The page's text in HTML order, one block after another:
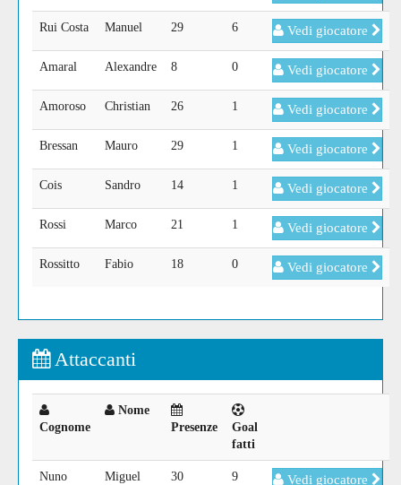
Rui Costa Manuel 29 6 Vedi giocatore
Amaral Alexandre 8 0 Vedi giocatore
Amoroso Christian 26 1 Vedi giocatore
Bressan Mauro 29 1 Vedi giocatore
Cois Sandro 14 1 Vedi giocatore
Rossi Marco 21 1 Vedi giocatore
Rossitto Fabio 18 0 Vedi giocatore
Attaccanti
Cognome
Nome
Presenze
Goal
fatti
Nuno
Miguel
30 9 Vedi giocatore